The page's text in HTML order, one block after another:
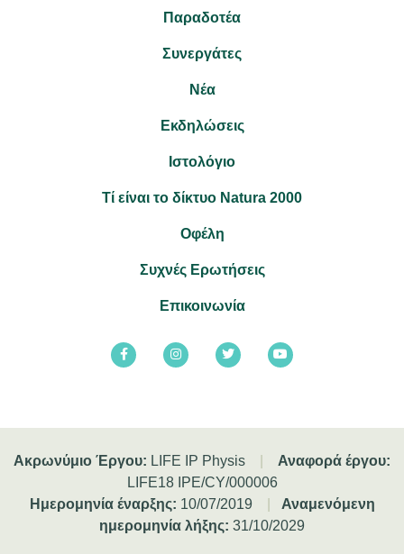
Παραδοτέα
Συνεργάτες
Νέα
Εκδηλώσεις
Ιστολόγιο
Τί είναι το δίκτυο Natura 2000
Οφέλη
Συχνές Ερωτήσεις
Επικοινωνία
Ακρωνύμιο Έργου: LIFE IP Physis
Αναφορά έργου:
LIFE18 IPE/CY/000006
Ημερομηνία έναρξης: 10/07/2019
Αναμενόμενη
ημερομηνία λήξης: 31/10/2029